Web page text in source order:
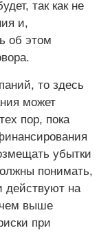
так как не
и,
об этом
то здесь
может
пор, пока
убытки
понимать,
действуют на
чем выше
при